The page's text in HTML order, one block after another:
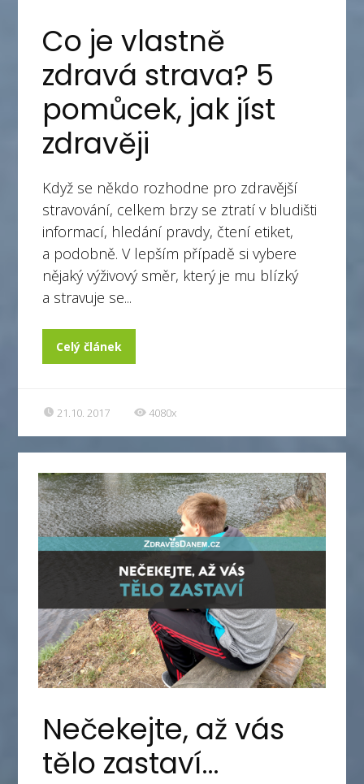
Co je vlastně
zdravá strava? 5
pomůcek, jak jíst
zdravěji
Když se někdo rozhodne pro zdravější
stravování, celkem brzy se ztratí v bludišti
informací, hledání pravdy, čtení etiket,
a podobně. V lepším případě si vybere
nějaký výživový směr, který je mu blízký
a stravuje se...
Celý článek
21.10. 2017 4080x
Nečekejte, až vás
tělo zastaví…